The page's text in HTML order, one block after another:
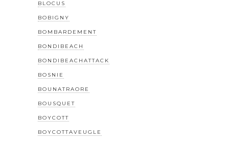
BLOCUS
BOBIGNY
BOMBARDEMENT
BONDIBEACH
BONDIBEACHATTACK
BOSNIE
BOUNATRAORE
BOUSQUET
BOYCOTT
BOYCOTTAVEUGLE